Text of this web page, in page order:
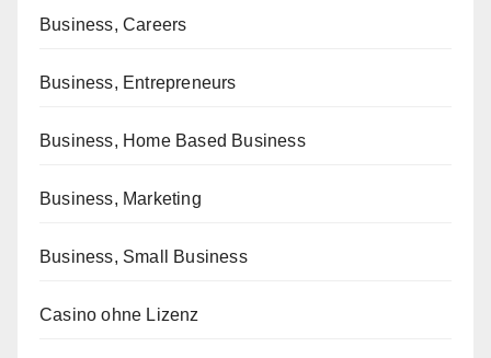
Business, Careers
Business, Entrepreneurs
Business, Home Based Business
Business, Marketing
Business, Small Business
Casino ohne Lizenz